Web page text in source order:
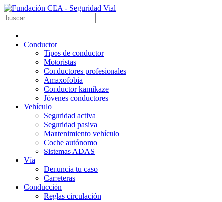
Conductor
Tipos de conductor
Motoristas
Conductores profesionales
Amaxofobia
Conductor kamikaze
Jóvenes conductores
Vehículo
Seguridad activa
Seguridad pasiva
Mantenimiento vehículo
Coche autónomo
Sistemas ADAS
Vía
Denuncia tu caso
Carreteras
Conducción
Reglas circulación